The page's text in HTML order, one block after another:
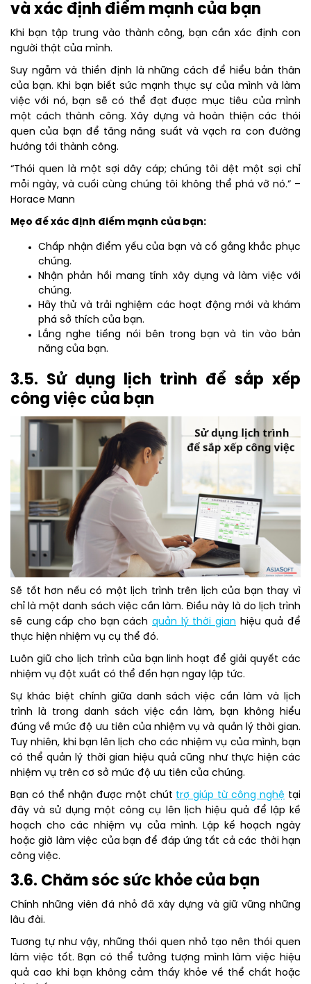
và xác định điểm mạnh của bạn
Khi bạn tập trung vào thành công, bạn cần xác định con
người thật của mình.
Suy ngẫm và thiền định là những cách để hiểu bản thân
của bạn. Khi bạn biết sức mạnh thực sự của mình và làm
việc với nó, bạn sẽ có thể đạt được mục tiêu của mình
một cách thành công. Xây dựng và hoàn thiện các thói
quen của bạn để tăng năng suất và vạch ra con đường
hướng tới thành công.
“Thói quen là một sợi dây cáp; chúng tôi dệt một sợi chỉ
mỗi ngày, và cuối cùng chúng tôi không thể phá vỡ nó.” –
Horace Mann
Mẹo để xác định điểm mạnh của bạn:
Chấp nhận điểm yếu của bạn và cố gắng khắc phục
chúng.
Nhận phản hồi mang tính xây dựng và làm việc với
chúng.
Hãy thử và trải nghiệm các hoạt động mới và khám
phá sở thích của bạn.
Lắng nghe tiếng nói bên trong bạn và tin vào bản
năng của bạn.
3.5. Sử dụng lịch trình để sắp xếp
công việc của bạn
Sẽ tốt hơn nếu có một lịch trình trên lịch của bạn thay vì
chỉ là một danh sách việc cần làm. Điều này là do lịch trình
sẽ cung cấp cho bạn cách quản lý thời gian hiệu quả để
thực hiện nhiệm vụ cụ thể đó.
Luôn giữ cho lịch trình của bạn linh hoạt để giải quyết các
nhiệm vụ đột xuất có thể đến hạn ngay lập tức.
Sự khác biệt chính giữa danh sách việc cần làm và lịch
trình là trong danh sách việc cần làm, bạn không hiểu
đúng về mức độ ưu tiên của nhiệm vụ và quản lý thời gian.
Tuy nhiên, khi bạn lên lịch cho các nhiệm vụ của mình, bạn
có thể quản lý thời gian hiệu quả cũng như thực hiện các
nhiệm vụ trên cơ sở mức độ ưu tiên của chúng.
Bạn có thể nhận được một chút trợ giúp từ công nghệ tại
đây và sử dụng một công cụ lên lịch hiệu quả để lập kế
hoạch cho các nhiệm vụ của mình. Lập kế hoạch ngày
hoặc giờ làm việc của bạn để đáp ứng tất cả các thời hạn
công việc.
3.6. Chăm sóc sức khỏe của bạn
Chính những viên đá nhỏ đã xây dựng và giữ vững những
lâu đài.
Tương tự như vậy, những thói quen nhỏ tạo nên thói quen
làm việc tốt. Bạn có thể tưởng tượng mình làm việc hiệu
quả cao khi bạn không cảm thấy khỏe về thể chất hoặc